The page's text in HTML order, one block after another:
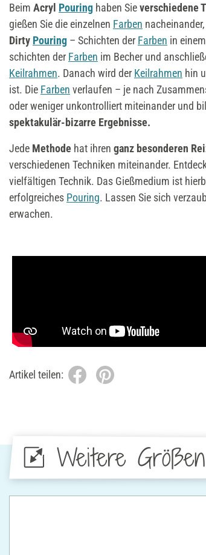
Beim Acryl Pouring haben Sieverschiedene
gießen Sie die einzelnen Farben
Dirty Pouring – Schichten der Farben in
schichten der Farben im Becher und
Keilrahmen. Danach wird der Keilrahmen hin
ist. Die Farben verlaufen – je nach
oder weniger unkontrolliert miteinander und
spektakulär-bizarre Ergebnisse.
Jede Methode hat ihren ganz besonderen
verschiedenen Techniken miteinander.
vielfältigen Technik. Das Gießmedium ist
erfolgreiches Pouring. Lassen Sie sich
erwachen.
Artikel teilen:
Weitere